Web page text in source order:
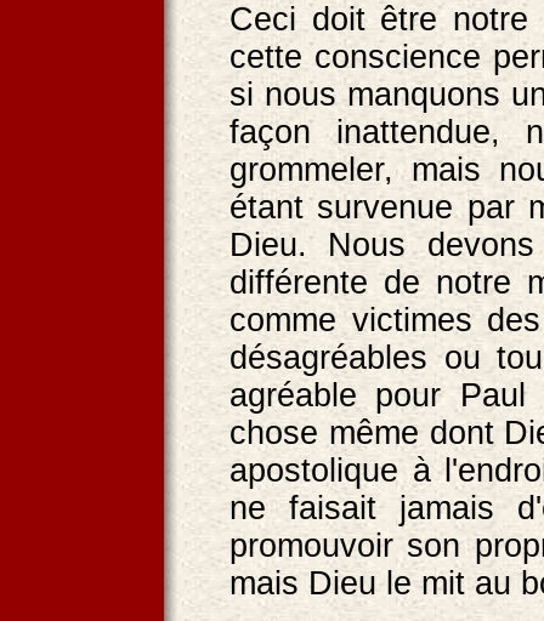
Ceci doit être notre
cette conscience
si nous manquons
façon inattendue,
grommeler, mais
étant survenue par
Dieu. Nous
différente de notre
comme victimes
désagréables ou
agréable pour
chose même dont
apostolique à
ne faisait jamais
promouvoir son
mais Dieu le mit au